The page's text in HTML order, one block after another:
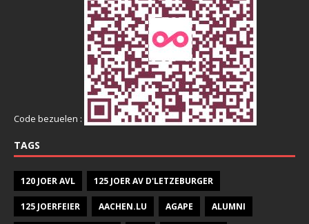
Code bezuelen :
TAGS
120 JOER AVL 125 JOER AV D'LETZEBURGER
125 JOERFEIER AACHEN.LU AGAPE ALUMNI